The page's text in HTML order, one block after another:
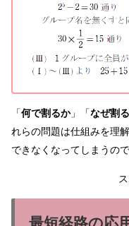
「何で割るか」「なぜ割
れらの問題は仕組みを理
できなくなってしまうの